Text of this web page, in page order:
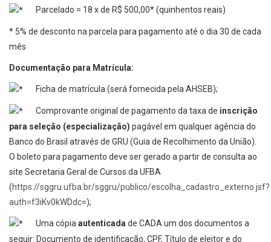
Parcelado = 18 x de R$ 500,00* (quinhentos reais)
* 5% de desconto na parcela para pagamento até o dia 30 de cada
mês
Documentação para Matrícula:
Ficha de matrícula (será fornecida pela AHSEB);
Comprovante original de pagamento da taxa de inscrição
para seleção (especialização) pagável em qualquer agência do
Banco do Brasil através de GRU (Guia de Recolhimento da União).
O boleto para pagamento deve ser gerado a partir de consulta ao
site Secretaria Geral de Cursos da UFBA
(https://sggru.ufba.br/sggru/publico/escolha_cadastro_externo.jsf?
auth=f3iKv0kWDdc=);
Uma cópia autenticada de CADA um dos documentos a
seguir: Documento de identificação, CPF, Título de eleitor e do